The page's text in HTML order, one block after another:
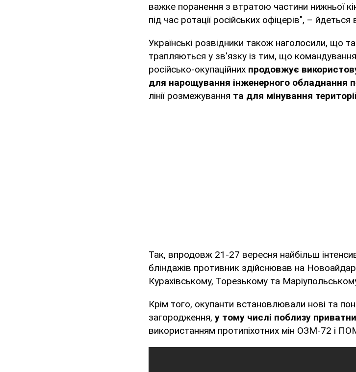
важке поранення з втратою частини нижньої
під час ротації російських офіцерів", – йдеться
Українські розвідники також наголосили, що
трапляються у зв'язку із тим, що
російсько-окупаційних продовжує
для нарощування інженерного обладнання
лінії розмежування та для мінування
Так, впродовж 21-27 вересня найбільш
бліндажів противник здійснював на
Курахівському, Торезькому та
Крім того, окупанти встановлювали нові та
загородження, у тому числі поблизу
використанням протипіхотних мін ОЗМ-72 і